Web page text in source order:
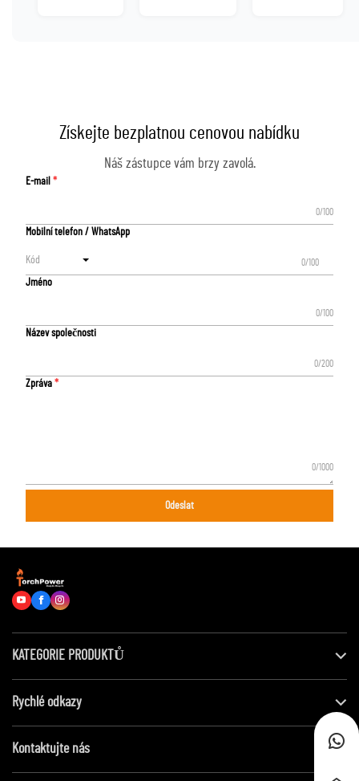
Získejte bezplatnou cenovou nabídku
Náš zástupce vám brzy zavolá.
E-mail
0/100
Mobilní telefon / WhatsApp
Kód 0/100
Jméno
0/100
Název společnosti
0/200
Zpráva
0/1000
Odeslat
KATEGORIE PRODUKTŮ
Rychlé odkazy
Kontaktujte nás